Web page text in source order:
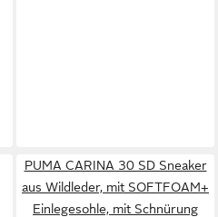
PUMA CARINA 30 SD Sneaker
aus Wildleder, mit SOFTFOAM+
Einlegesohle, mit Schnürung